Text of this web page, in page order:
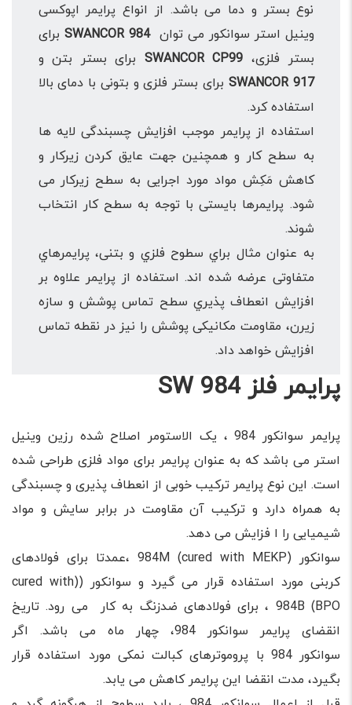
نوع بستر و دما می باشد. از انواع پرایمر اپوکسی
وینیل استر سوانکور می توانSWANCOR 984 برای
بستر فلزی، SWANCOR CP99 برای بستر بتن و
SWANCOR 917 برای بستر فلزی و بتونی با دمای بالا
استفاده کرد.
استفاده از پرایمر موجب افزایش چسبندگی لایه ها
به سطح کار و همچنین جهت عایق کردن زیرکار و
کاهش مَکِش مواد مورد اجرایی به سطح زیرکار می
شود. پرایمرها بایستی با توجه به سطح کار انتخاب
شوند.
به عنوان مثال براي سطوح فلزي و بتنی، پرایمرهاي
متفاوتی عرضه شده اند. استفاده از پرایمر علاوه بر
افزایش انعطاف پذیري سطح تماس پوشش و سازه
زیرن، مقاومت مکانیکی پوشش را نیز در نقطه تماس
افزایش خواهد داد.
پرایمر فلز SW 984
پرایمر سوانکور 984 ، یک الاستومر اصلاح شده رزین وینیل
استر می باشد که به عنوان پرایمر برای مواد فلزی طراحی شده
است. این نوع پرایمر ترکیب خوبی از انعطاف پذیری و چسبندگی
به همراه دارد و ترکیب آن مقاومت در برابر سایش و مواد
شیمیایی را ا فزایش می دهد.
سوانکور 984M (cured with MEKP) ،عمدتا برای فولادهای
کربنی مورد استفاده قرار می گیرد و سوانکور ((cured with
BPO) 984B ، برای فولادهای ضدزنگ به کار می رود. تاریخ
انقضای پرایمر سوانکور 984، چهار ماه می باشد. اگر
سوانکور 984 با پروموترهای کبالت نمکی مورد استفاده قرار
بگیرد، مدت انقضا این پرایمر کاهش می یابد.